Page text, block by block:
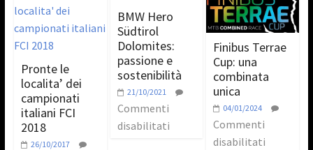
Pronte le
localita’ dei
campionati
italiani FCI
2018
26/10/2017
BMW Hero
Südtirol
Dolomites:
passione e
sostenibilità
21/10/2021
Commenti
disabilitati
Finibus Terrae
Cup: una
combinata
unica
04/01/2024
Commenti
disabilitati